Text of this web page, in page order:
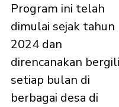
Program ini telah
dimulai sejak tahun
2024 dan
direncanakan
setiap bulan di
berbagai desa di